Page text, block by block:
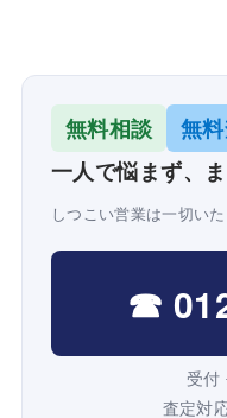
無料相談
無
一人で悩まず、
しつこい営業は一切い
☎
受付
査定対